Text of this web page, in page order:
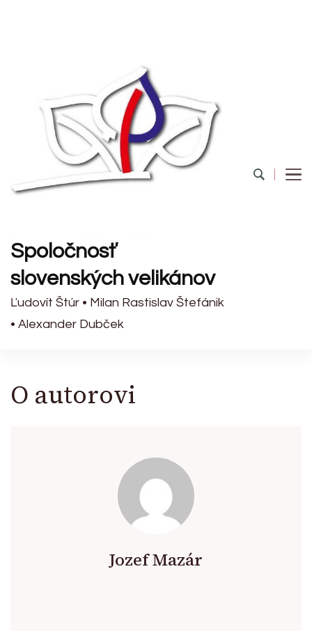
Spoločnosť
slovenských velikánov
Ľudovít Štúr • Milan Rastislav Štefánik
• Alexander Dubček
O autorovi
Jozef Mazár